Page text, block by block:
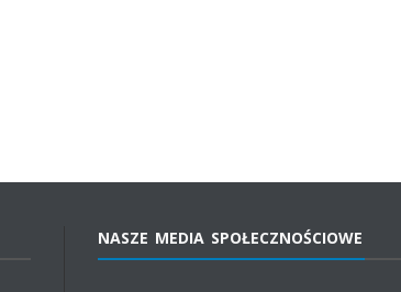
NASZE MEDIA SPOŁECZNOŚCIOWE